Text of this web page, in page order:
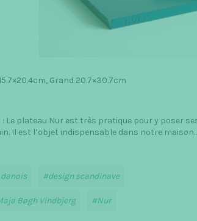
Grand 20.7×30.7cm
: Le plateau Nur est très pratique pour y poser
Il est l’objet indispensable dans notre
design scandinave
Bøgh Vindbjerg Nur